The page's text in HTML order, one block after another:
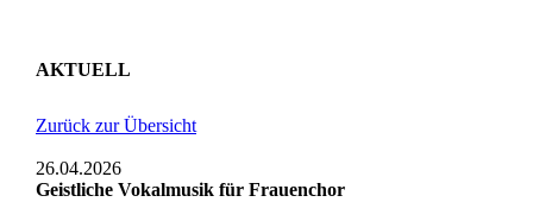
AKTUELL
Zurück zur Übersicht
26.04.2026
Geistliche Vokalmusik für Frauenchor